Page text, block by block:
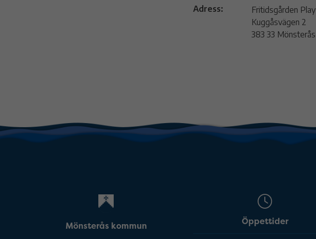
Adress:
Fritidsgården Play
Kuggåsvägen 2
383 33 Mönsterås
Mönsterås kommun Öppettider